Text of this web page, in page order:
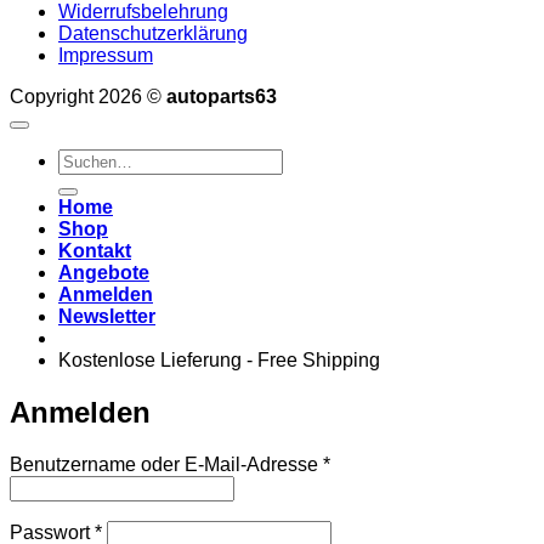
Widerrufsbelehrung
Datenschutzerklärung
Impressum
Copyright 2026 © autoparts63
Suchen
nach:
Home
Shop
Kontakt
Angebote
Anmelden
Newsletter
Kostenlose Lieferung - Free Shipping
Anmelden
Benutzername oder E-Mail-Adresse *Erforderlich
Passwort*Erforderlich